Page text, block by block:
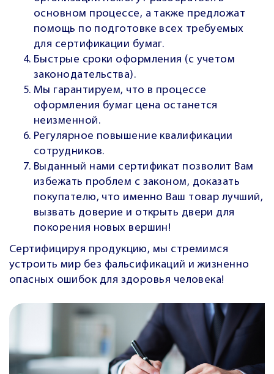
основном процессе, а также предложат
помощь по подготовке всех требуемых
для сертификации бумаг.
Быстрые сроки оформления (с учетом
законодательства).
Мы гарантируем, что в процессе
оформления бумаг цена останется
неизменной.
Регулярное повышение квалификации
сотрудников.
Выданный нами сертификат позволит Вам
избежать проблем с законом, доказать
покупателю, что именно Ваш товар лучший,
вызвать доверие и открыть двери для
покорения новых вершин!
Сертифицируя продукцию, мы стремимся
устроить мир без фальсификаций и жизненно
опасных ошибок для здоровья человека!